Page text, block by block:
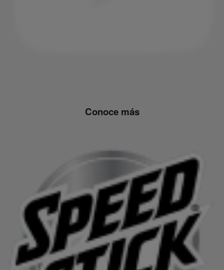
Conoce más